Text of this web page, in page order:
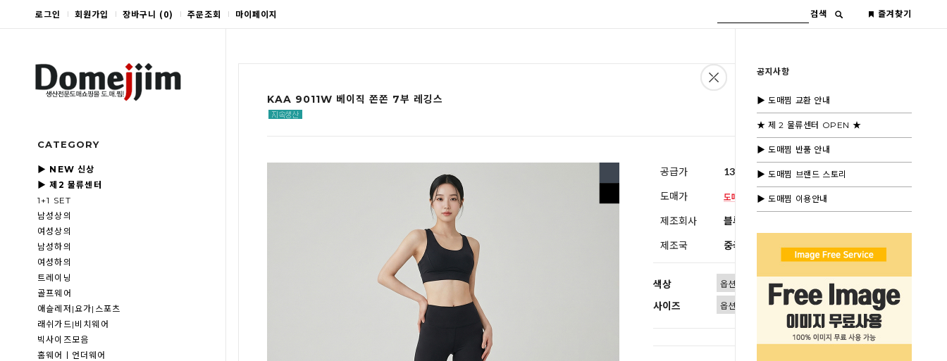
로그인 회원가입 장바구니 (0) 주문조회 마이페이지 검색 즐겨찾기
CATEGORY
▶ NEW 신상
▶ 제2 물류센터
1+1 SET
남성상의
여성상의
남성하의
여성하의
트레이닝
골프웨어
애슬레저|요가|스포츠
래쉬가드|비치웨어
빅사이즈모음
홈웨어ㅣ언더웨어
공지사항
▶ 도매찜 교환 안내
★ 제 2 물류센터 OPEN ★
▶ 도매찜 반품 안내
▶ 도매찜 브랜드 스토리
▶ 도매찜 이용안내
KAA 9011W 베이직 쫀쫀 7부 레깅스
공급가 13,000원 (부가세별도)
도매가
제조회사 블루모드수입
제조국 중국
색상
사이즈